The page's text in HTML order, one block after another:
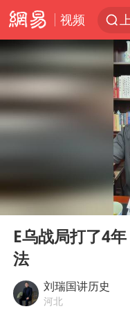
视频
Play
00:00
E乌战局打了4
法
刘瑞国讲历史
河北